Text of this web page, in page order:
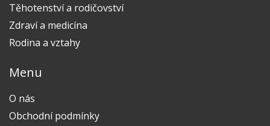
Těhotenství a rodičovství
Zdraví a medicína
Rodina a vztahy
Menu
O nás
Obchodní podmínky